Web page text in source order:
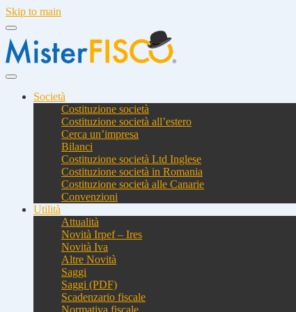
Skip to main
Società
Costituzione società
Costituzione società all’estero
Cerca un’impresa
Bilanci
Costituzione società Ltd Inglese
Costituzione società in Romania
Costituzione società alle Canarie
Convenzioni
Utilità
Attualità
Novità Irpef – Ires
Novità Iva
Altre Novità
Saggi
Saggi (PDF)
Scadenzario fiscale
Normativa fiscale